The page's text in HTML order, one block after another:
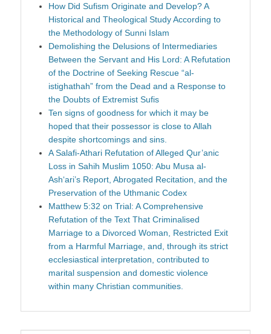
How Did Sufism Originate and Develop? A
Historical and Theological Study According to
the Methodology of Sunni Islam
Demolishing the Delusions of Intermediaries
Between the Servant and His Lord: A Refutation
of the Doctrine of Seeking Rescue “al-
istighathah” from the Dead and a Response to
the Doubts of Extremist Sufis
Ten signs of goodness for which it may be
hoped that their possessor is close to Allah
despite shortcomings and sins.
A Salafi-Athari Refutation of Alleged Qur’anic
Loss in Sahih Muslim 1050: Abu Musa al-
Ash‘ari’s Report, Abrogated Recitation, and the
Preservation of the Uthmanic Codex
Matthew 5:32 on Trial: A Comprehensive
Refutation of the Text That Criminalised
Marriage to a Divorced Woman, Restricted Exit
from a Harmful Marriage, and, through its strict
ecclesiastical interpretation, contributed to
marital suspension and domestic violence
within many Christian communities.